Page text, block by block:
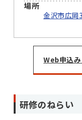
場所
金沢市広
Web申込み
研修のねらい